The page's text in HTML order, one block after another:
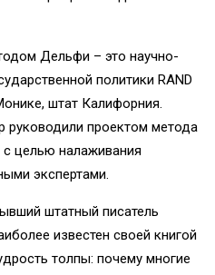
Дельфи – это научно-
политики RAND
штат Калифорния.
проектом метода
с целью налаживания
экспертами.
штатный писатель
известен своей книгой
толпы: почему многие